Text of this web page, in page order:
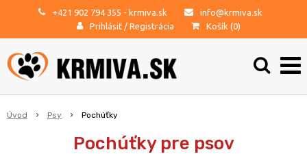
+421 902 794 355 - krmiva.sk
info@krmiva.sk
Prihlásiť / Registrácia Košík (0)
Úvod Psy Pochúťky
Pochúťky pre psov